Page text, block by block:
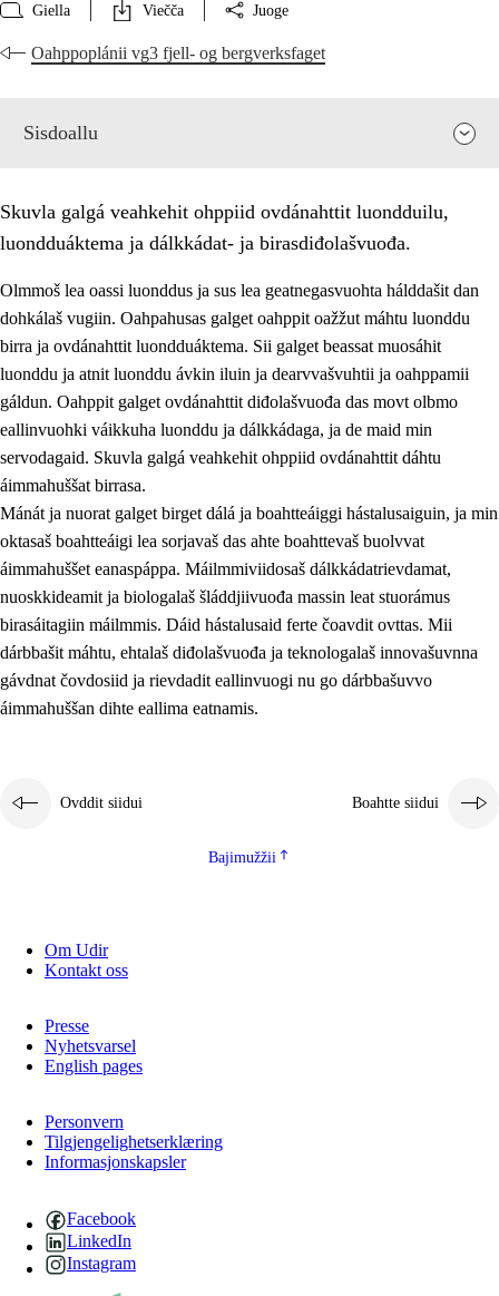
Giella Viečča Juoge
Oahppoplánii vg3 fjell- og bergverksfaget
Sisdoallu
1. Oahpahusa árvovuođđu
1.1 Olmmošárvu
1.2 Identitehta ja kultuvrralaš girjáivuohta
1.3 Kritihkalaš jurddašeapmi ja ehtalaš diđolašvuohta
1.4 Hutkanillu, beroštupmi ja suokkardanhuovva
1.5 Luondduákten ja birasdiđolašvuohta
Demokratiija ja mielváikkuheapmi
Skuvla galgá veahkehit ohppiid ovdánahttit luondduilu,
luondduáktema ja dálkkádat- ja birasdiđolašvuođa.
Olmmoš lea oassi luonddus ja sus lea geatnegasvuohta hálddašit dan
dohkálaš vugiin. Oahpahusas galget oahppit oažžut máhtu luonddu
birra ja ovdánahttit luondduáktema. Sii galget beassat muosáhit
luonddu ja atnit luonddu ávkin iluin ja dearvvašvuhtii ja oahppamii
gáldun. Oahppit galget ovdánahttit diđolašvuođa das movt olbmo
eallinvuohki váikkuha luonddu ja dálkkádaga, ja de maid min
servodagaid. Skuvla galgá veahkehit ohppiid ovdánahttit dáhtu
áimmahuššat birrasa.
Mánát ja nuorat galget birget dálá ja boahtteáiggi hástalusaiguin, ja min
oktasaš boahtteáigi lea sorjavaš das ahte boahttevaš buolvvat
áimmahuššet eanaspáppa. Máilmmiviidosaš dálkkádatrievdamat,
nuoskkideamit ja biologalaš šláddjiivuođa massin leat stuorámus
birasáitagiin máilmmis. Dáid hástalusaid ferte čoavdit ovttas. Mii
dárbbašit máhtu, ehtalaš diđolašvuođa ja teknologalaš innovašuvnna
gávdnat čovdosiid ja rievdadit eallinvuogi nu go dárbbašuvvo
áimmahuššan dihte eallima eatnamis.
Ovddit siidui Boahtte siidui
Bajimužžii
Om Udir
Kontakt oss
Presse
Nyhetsvarsel
English pages
Personvern
Tilgjengelighetserklæring
Informasjonskapsler
Facebook
LinkedIn
Instagram